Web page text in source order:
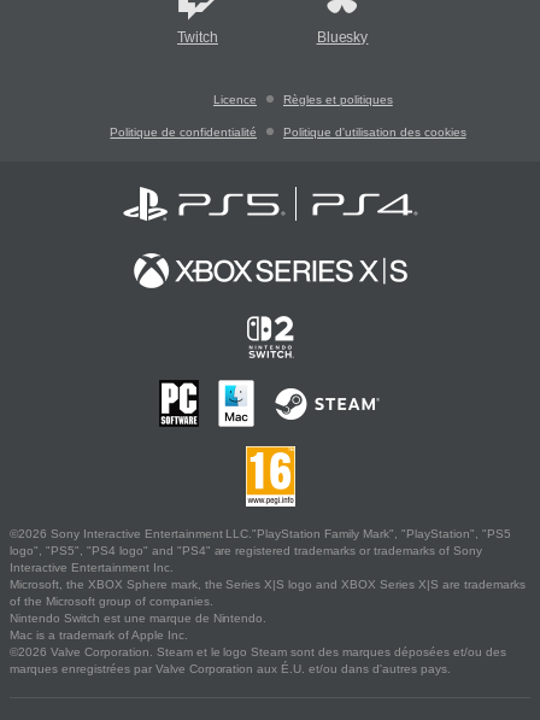
Twitch Bluesky
Licence Règles et politiques
Politique de confidentialité Politique d'utilisation des cookies
©2026 Sony Interactive Entertainment LLC."PlayStation Family Mark", "PlayStation", "PS5
logo", "PS5", "PS4 logo" and "PS4" are registered trademarks or trademarks of Sony
Interactive Entertainment Inc.
Microsoft, the XBOX Sphere mark, the Series X|S logo and XBOX Series X|S are trademarks
of the Microsoft group of companies.
Nintendo Switch est une marque de Nintendo.
Mac is a trademark of Apple Inc.
©2026 Valve Corporation. Steam et le logo Steam sont des marques déposées et/ou des
marques enregistrées par Valve Corporation aux É.U. et/ou dans d'autres pays.